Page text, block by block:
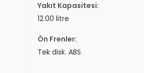
Yakıt Kapasitesi:
12.00 litre
Ön Frenler:
Tek disk. ABS